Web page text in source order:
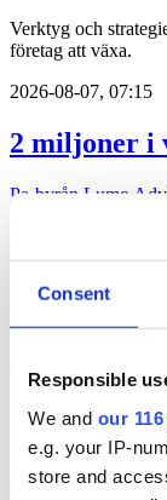
Consent
Responsible
We and our
e.g. your IP-
store and
Verktyg och
företag att växa.
2026-08-07, 07:15
2 miljoner i
Pa-byrån Lumo
under 2025.
2026-06-28, 20:45
förtroendet”
Det av riksdagen
förtroendet
docent i